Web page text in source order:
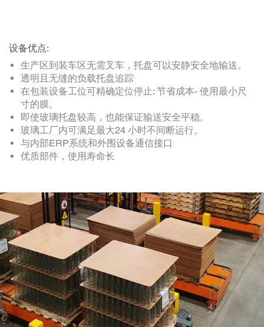
设备优点:
生产区到装车区无需叉车，托盘可以安静安全地输送。
透明且无缝的负载托盘追踪
在包装设备工位可精确定位停止: 节省成本- 使用最小尺
寸的膜。
即使玻璃托盘较高，也能保证输送安全平稳。
玻璃工厂内可满足最大24 小时不间断运行。
与内部ERP系统和外围设备通信接口
优质部件，使用寿命长